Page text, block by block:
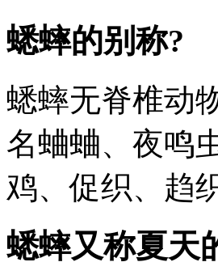
蟋蟀的别称?
蟋蟀无脊椎动
名蛐蛐、夜鸣
鸡、促织、趋
蟋蟀又称夏天